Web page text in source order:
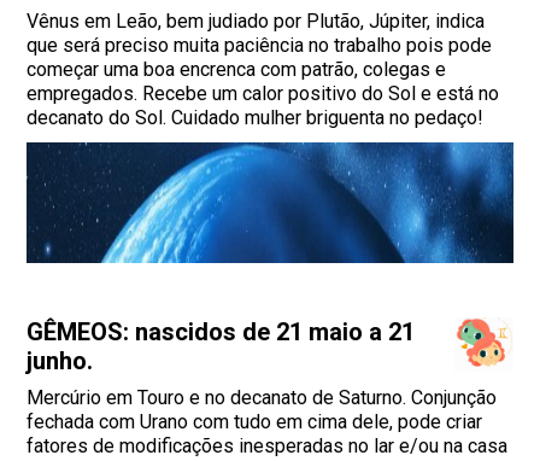
Vênus em Leão, bem judiado por Plutão, Júpiter, indica
que será preciso muita paciência no trabalho pois pode
começar uma boa encrenca com patrão, colegas e
empregados. Recebe um calor positivo do Sol e está no
decanato do Sol. Cuidado mulher briguenta no pedaço!
GÊMEOS: nascidos de 21 maio a 21
junho.
Mercúrio em Touro e no decanato de Saturno. Conjunção
fechada com Urano com tudo em cima dele, pode criar
fatores de modificações inesperadas no lar e/ou na casa